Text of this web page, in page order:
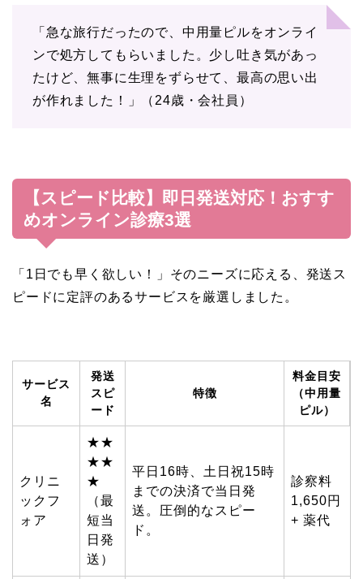
「急な旅行だったので、中用量ピルをオンライ
ンで処方してもらいました。少し吐き気があっ
たけど、無事に生理をずらせて、最高の思い出
が作れました！」（24歳・会社員）
【スピード比較】即日発送対応！おすす
めオンライン診療3選
「1日でも早く欲しい！」そのニーズに応える、発送ス
ピードに定評のあるサービスを厳選しました。
サービス
名
発送
スピ
ード
特徴
料金目安
（中用量
ピル）
クリニ
ックフ
ォア
★★
★★
★
（最
短当
日発
送）
平日16時、土日祝15時
までの決済で当日発
送。圧倒的なスピー
ド。
診察料
1,650円
+ 薬代